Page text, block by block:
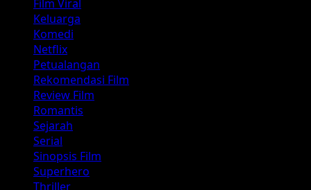
Film Viral
Keluarga
Komedi
Netflix
Petualangan
Rekomendasi Film
Review Film
Romantis
Sejarah
Serial
Sinopsis Film
Superhero
Thriller